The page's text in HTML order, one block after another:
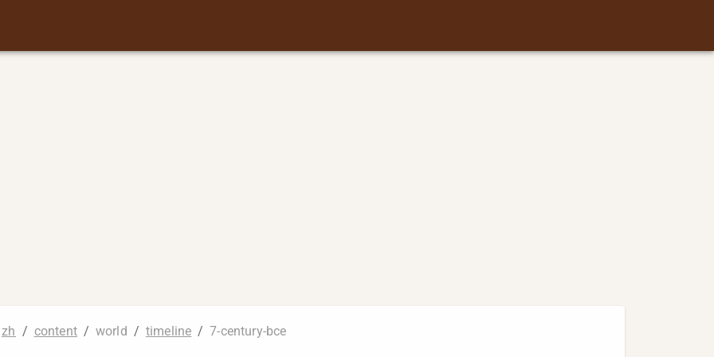
zh / content / world / timeline / 7-century-bce